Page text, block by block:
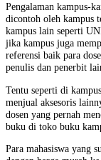
Pengalaman kampus-
dicontoh oleh kampus
kampus lain seperti
jika kampus juga
referensi baik para
penulis dan penerbit
Tentu seperti di
menjual aksesoris
dosen yang pernah
buku di toko buku
Para mahasiswa yang